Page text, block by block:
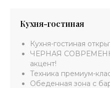
Кухня-гостиная
Кухня-гостиная
ЧЕРНАЯ
акцент!
Техника премиум-
Обеденная зона с